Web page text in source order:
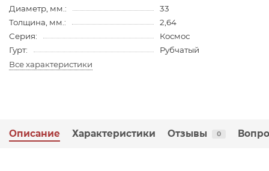
Диаметр, мм.:
33
Толщина, мм.:
2,64
Серия:
Космос
Гурт:
Рубчатый
Все характеристики
Описание Характеристики Отзывы 0